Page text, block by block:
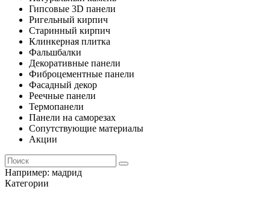
Гипсовые 3D панели
Ригельный кирпич
Старинный кирпич
Клинкерная плитка
Фальшбалки
Декоративные панели
Фиброцементные панели
Фасадный декор
Реечные панели
Термопанели
Панели на саморезах
Сопутствующие материалы
Акции
Например: мадрид
Категории